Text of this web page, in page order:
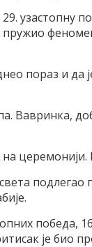
узастопну
пружио
пораз и да
Вавринка,
подлегао
победа,
је био